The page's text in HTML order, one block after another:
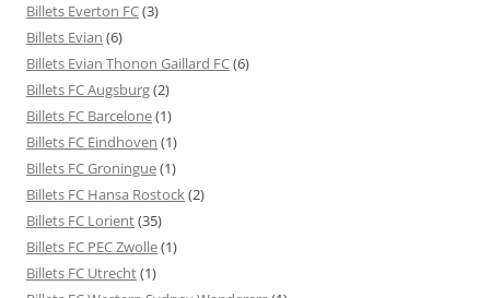
Billets Everton FC(3)
Billets Evian (6)
Billets Evian Thonon Gaillard FC(6)
Billets FC Augsburg(2)
Billets FC Barcelone(1)
Billets FC Eindhoven (1)
Billets FC Groningue(1)
Billets FC Hansa Rostock(2)
Billets FC Lorient(35)
Billets FC PEC Zwolle(1)
Billets FC Utrecht(1)